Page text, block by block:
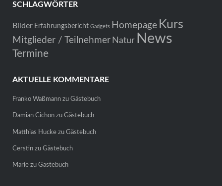
SCHLAGWÖRTER
Bilder Erfahrungsbericht Gadgets Homepage Kurs
Mitglieder / Teilnehmer Natur News
Termine
AKTUELLE KOMMENTARE
Franko Waßmannzu Gästebuch
Damian Cichonzu Gästebuch
Matthias Huckezu Gästebuch
Cerstinzu Gästebuch
Mariezu Gästebuch